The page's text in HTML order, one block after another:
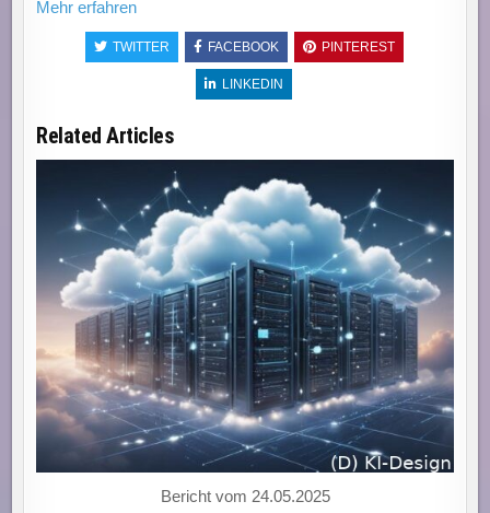
Mehr erfahren
TWITTER FACEBOOK PINTEREST
LINKEDIN
Related Articles
Bericht vom 24.05.2025